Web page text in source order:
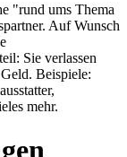
"rund ums Thema
Auf Wunsch
Sie verlassen
Beispiele:
mehr.